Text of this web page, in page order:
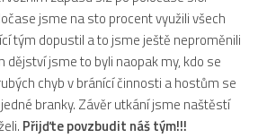
jsme na sto procent využili všech
tým dopustil a to jsme ještě neproměnili
dějství jsme to byli naopak my, kdo se
chyb v bránící činnosti a hostům se
branky. Závěr utkání jsme naštěstí
Přijďte povzbudit náš tým!!!